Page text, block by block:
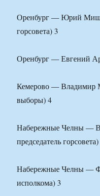
Оренбург — Юрий
горсовета) 3
Оренбург — Евгений
Кемерово — Владимир
выборы) 4
Набережные Челны —
председатель
Набережные Челны —
исполкома) 3